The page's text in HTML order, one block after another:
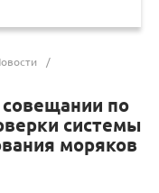
/
по
системы
моряков